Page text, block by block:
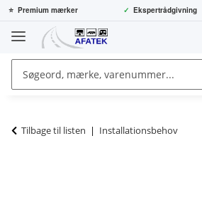
⭐ Premium mærker ✓ Ekspertrådgivning
Tilbage til listen Installationsbehov